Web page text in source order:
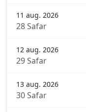
11 aug. 2026
28 Safar
12 aug. 2026
29 Safar
13 aug. 2026
30 Safar